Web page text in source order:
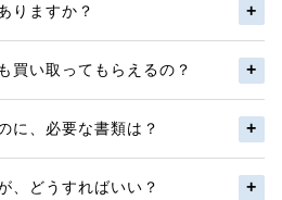
りますか？
買い取ってもらえるの？
に、必要な書類は？
、どうすればいい？